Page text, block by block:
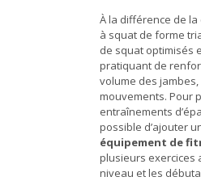
À la différence de
à squat de forme
de squat optimisés
pratiquant de
volume des
mouvements. Pour
entraînements
possible d’ajouter
équipement de
plusieurs exercices
niveau et les